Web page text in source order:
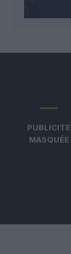
PUBLICITÉ
MASQUÉE